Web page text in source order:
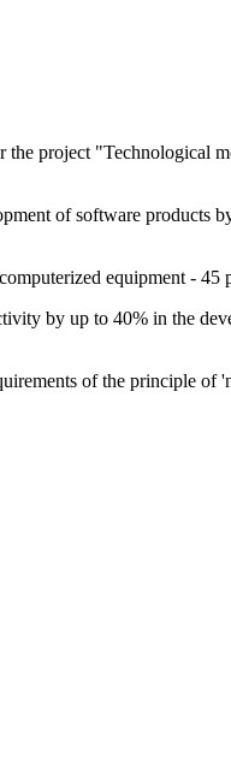
project "Technological
of software products
equipment - 45
by up to 40% in the
of the principle of